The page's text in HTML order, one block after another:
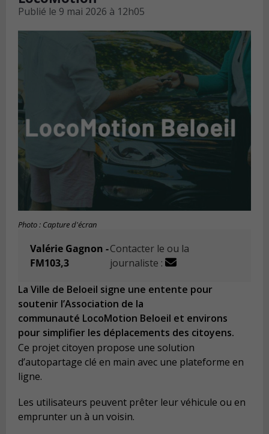
Publié le 9 mai 2026 à 12h05
Photo : Capture d'écran
Valérie Gagnon -
FM103,3
Contacter le ou la
journaliste :
La Ville de Beloeil signe une entente pour
soutenir l’Association de la
communauté LocoMotion Beloeil et environs
pour simplifier les déplacements des citoyens.
Ce projet citoyen propose une solution
d’autopartage clé en main avec une plateforme en
ligne.
Les utilisateurs peuvent prêter leur véhicule ou en
emprunter un à un voisin.